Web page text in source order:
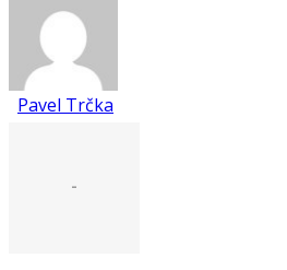
Pavel Trčka
-